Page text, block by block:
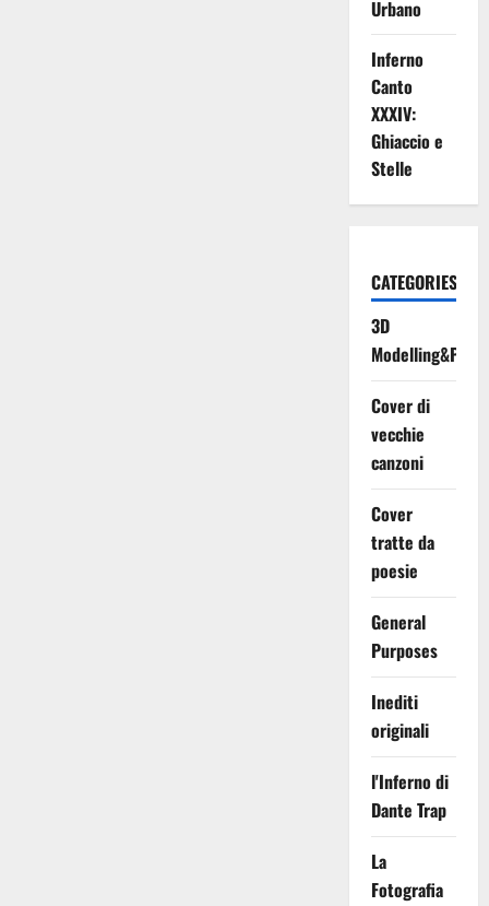
Urbano
Inferno
Canto
XXXIV:
Ghiaccio e
Stelle
CATEGORIES
3D
Cover di
vecchie
canzoni
Cover
tratte da
poesie
General
Purposes
Inediti
originali
l'Inferno di
Dante Trap
La
Fotografia